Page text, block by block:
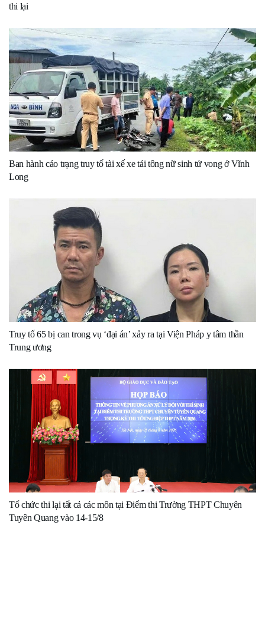
thi lại
Ban hành cáo trạng truy tố tài xế xe tải tông nữ sinh tử vong ở Vĩnh
Long
Truy tố 65 bị can trong vụ ‘đại án’ xảy ra tại Viện Pháp y tâm thần
Trung ương
Tổ chức thi lại tất cả các môn tại Điểm thi Trường THPT Chuyên
Tuyên Quang vào 14-15/8